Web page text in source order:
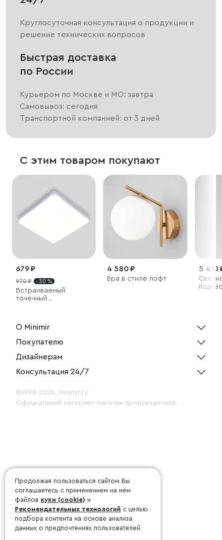
Круглосуточная консультация о продукции и
решение технических вопросов
Быстрая доставка
по России
Курьером по Москве и МО: завтра
Самовывоз: сегодня
Транспортной компанией: от 3 дней
С этим товаром покупают
679 ₽
970 ₽ - 30 %
Встраиваемый
точечный
4 580 ₽
Бра в стиле лофт
5 410
О Minimir
Покупателю
Дизайнерам
Консультация 24/7
©1998-2026, Minimir.ru
Официальный интернет-магазин производителя.
Продолжая пользоваться сайтом Вы
соглашаетесь с применением на нём
файлов куки (cookie) и
Рекомендательных технологий с целью
подбора контента на основе анализа
данных о предпочтениях пользователей.